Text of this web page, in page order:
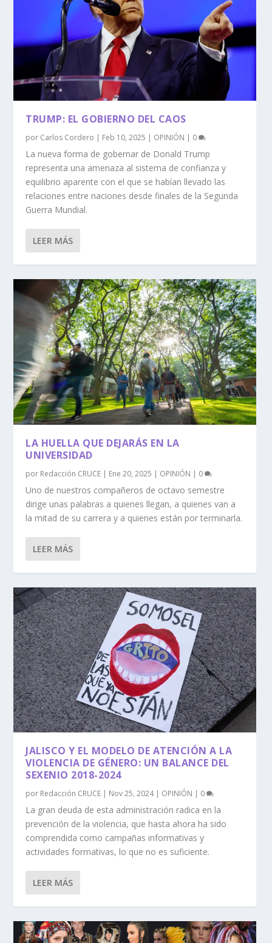
TRUMP: EL GOBIERNO DEL CAOS
por Carlos Cordero Feb 10, 2025 OPINIÓN 0
La nueva forma de gobernar de Donald Trump
representa una amenaza al sistema de confianza y
equilibrio aparente con el que se habían llevado las
relaciones entre naciones desde finales de la Segunda
Guerra Mundial.
LEER MÁS
LA HUELLA QUE DEJARÁS EN LA
UNIVERSIDAD
por Redacción CRUCE | Ene 20, 2025 | OPINIÓN | 0
Uno de nuestros compañeros de octavo semestre
dirige unas palabras a quienes llegan, a quienes van a
la mitad de su carrera y a quienes están por terminarla.
LEER MÁS
JALISCO Y EL MODELO DE ATENCIÓN A LA
VIOLENCIA DE GÉNERO: UN BALANCE DEL
SEXENIO 2018-2024
por Redacción CRUCE | Nov 25, 2024| OPINIÓN | 0
La gran deuda de esta administración radica en la
prevención de la violencia, que hasta ahora ha sido
comprendida como campañas informativas y
actividades formativas, lo que no es suficiente.
LEER MÁS